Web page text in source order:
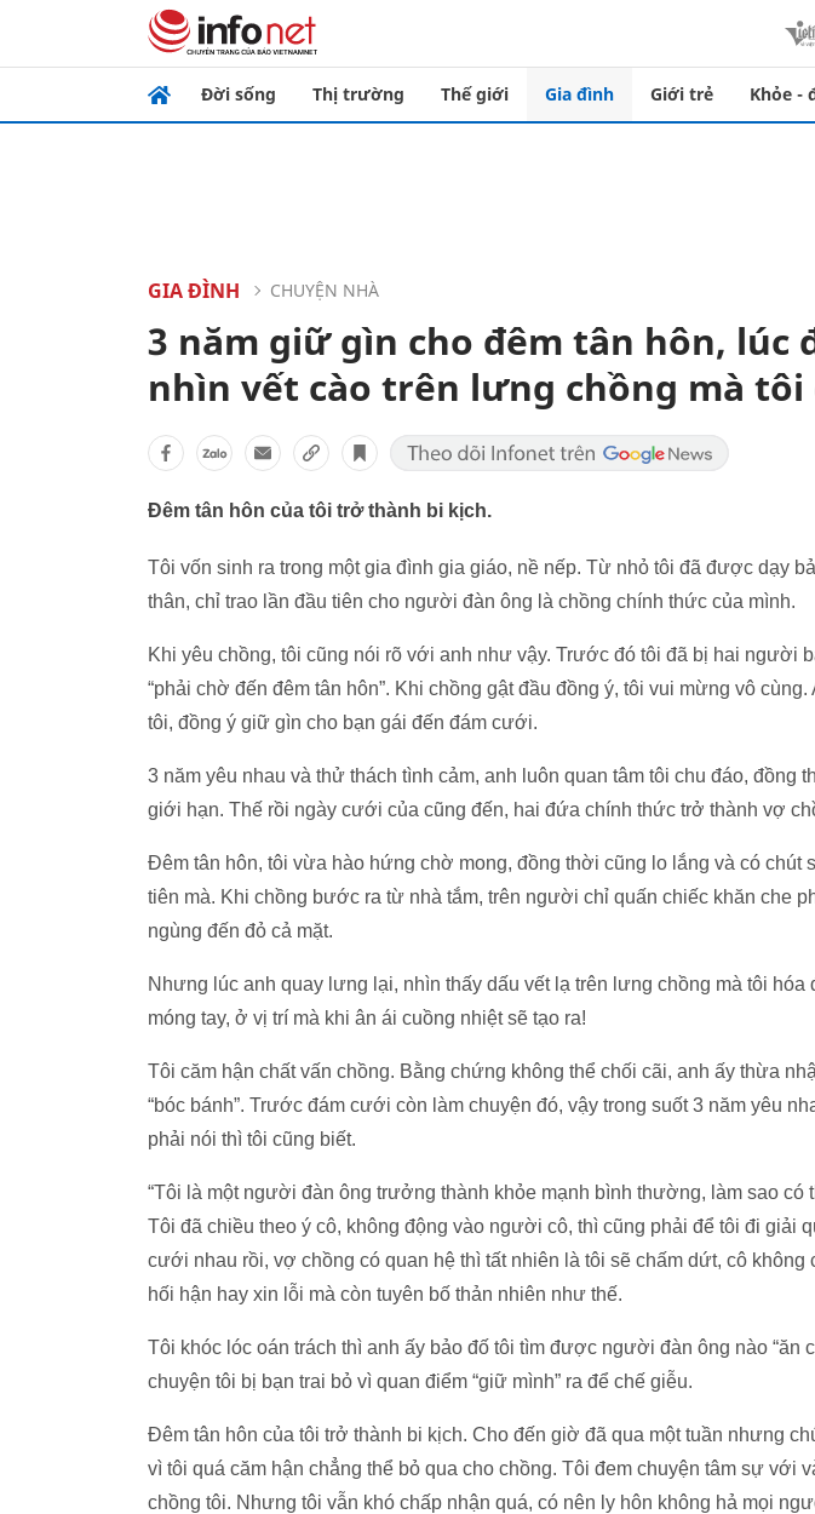
Đời sống Thị trường Thế giới Gia đình Giới trẻ Khỏe -
GIA ĐÌNH CHUYỆN NHÀ
3 năm giữ gìn cho đêm tân hôn, lúc
nhìn vết cào trên lưng chồng mà tôi
Đêm tân hôn của tôi trở thành bi kịch.
Tôi vốn sinh ra trong một gia đình gia giáo, nề nếp. Từ nhỏ tôi đã được dạy
thân, chỉ trao lần đầu tiên cho người đàn ông là chồng chính thức của mình.
Khi yêu chồng, tôi cũng nói rõ với anh như vậy. Trước đó tôi đã bị hai người
“phải chờ đến đêm tân hôn”. Khi chồng gật đầu đồng ý, tôi vui mừng vô
tôi, đồng ý giữ gìn cho bạn gái đến đám cưới.
3 năm yêu nhau và thử thách tình cảm, anh luôn quan tâm tôi chu đáo, đồng
giới hạn. Thế rồi ngày cưới của cũng đến, hai đứa chính thức trở thành vợ
Đêm tân hôn, tôi vừa hào hứng chờ mong, đồng thời cũng lo lắng và có chút
tiên mà. Khi chồng bước ra từ nhà tắm, trên người chỉ quấn chiếc khăn che
ngùng đến đỏ cả mặt.
Nhưng lúc anh quay lưng lại, nhìn thấy dấu vết lạ trên lưng chồng mà tôi
móng tay, ở vị trí mà khi ân ái cuồng nhiệt sẽ tạo ra!
Tôi căm hận chất vấn chồng. Bằng chứng không thể chối cãi, anh ấy thừa
“bóc bánh”. Trước đám cưới còn làm chuyện đó, vậy trong suốt 3 năm yêu
phải nói thì tôi cũng biết.
“Tôi là một người đàn ông trưởng thành khỏe mạnh bình thường, làm sao có
Tôi đã chiều theo ý cô, không động vào người cô, thì cũng phải để tôi đi giải
cưới nhau rồi, vợ chồng có quan hệ thì tất nhiên là tôi sẽ chấm dứt, cô không
hối hận hay xin lỗi mà còn tuyên bố thản nhiên như thế.
Tôi khóc lóc oán trách thì anh ấy bảo đố tôi tìm được người đàn ông nào “ăn
chuyện tôi bị bạn trai bỏ vì quan điểm “giữ mình” ra để chế giễu.
Đêm tân hôn của tôi trở thành bi kịch. Cho đến giờ đã qua một tuần nhưng
vì tôi quá căm hận chẳng thể bỏ qua cho chồng. Tôi đem chuyện tâm sự với
chồng tôi. Nhưng tôi vẫn khó chấp nhận quá, có nên ly hôn không hả mọi